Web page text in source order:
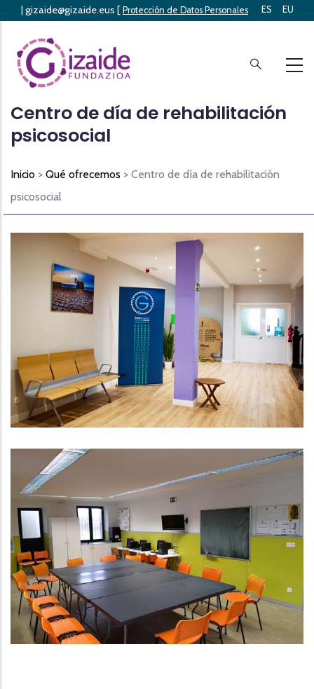
main
content
EU
ES
| gizaide@gizaide.eus [ Protección de Datos Personales
Centro de día de rehabilitación
psicosocial
Inicio > Qué ofrecemos > Centro de día de rehabilitación
psicosocial